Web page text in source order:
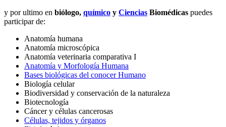
y por ultimo en biólogo, químico y Ciencias Biomédicas puedes
participar de:
Anatomía humana
Anatomía microscópica
Anatomía veterinaria comparativa I
Anatomía y Morfología Humana
Bases biológicas del conocer Humano
Biología celular
Biodiversidad y conservación de la naturaleza
Biotecnología
Cáncer y células cancerosas
Células, tejidos y órganos